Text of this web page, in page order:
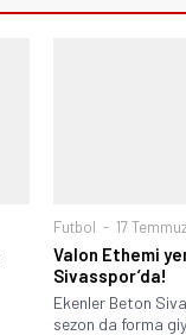
Futbol 17
Valon Ethemi
Sivasspor’da!
Ekenler Beton
sezon da forma